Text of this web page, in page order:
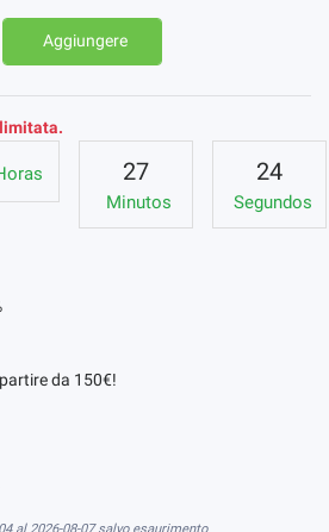
Aggiungere
27
Minutos
23
Segundos
da 150€!